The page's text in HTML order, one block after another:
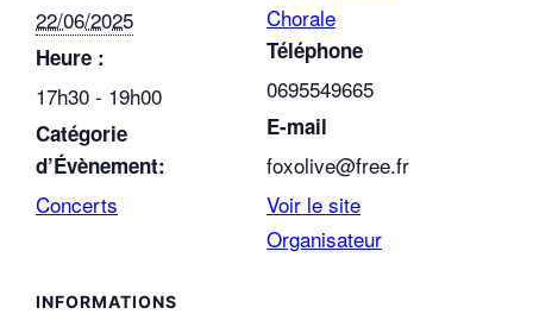
22/06/2025
Heure :
17h30 - 19h00
Catégorie
d’Évènement:
Concerts
Chorale
Téléphone
0695549665
E-mail
foxolive@free.fr
Voir le site
Organisateur